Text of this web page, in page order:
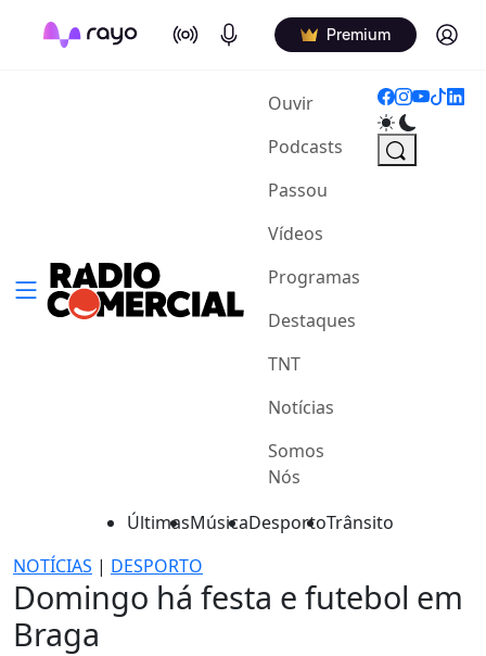
On Air Podcasts Premium Log in
Ouvir(current)
Podcasts
Passou
Vídeos
Programas
Destaques
TNT
Notícias
Somos
Nós
ÚltimasMúsicaDesportoTrânsito
NOTÍCIAS | DESPORTO
Domingo há festa e futebol em
Braga